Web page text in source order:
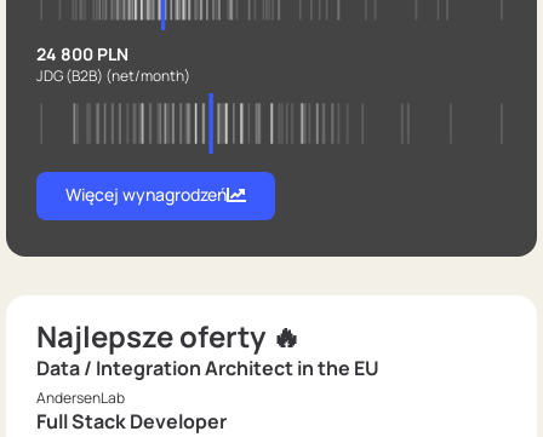
24 800 PLN
JDG (B2B) (net/month)
Więcej wynagrodzeń
Najlepsze oferty 🔥
Data / Integration Architect in the EU
AndersenLab
Full Stack Developer